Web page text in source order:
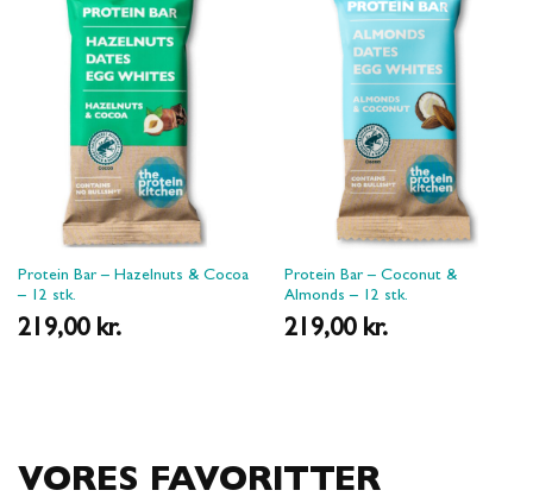
Protein Bar – Hazelnuts & Cocoa
– 12 stk.
219,00 kr.
Protein Bar – Coconut &
Almonds – 12 stk.
219,00 kr.
VORES FAVORITTER